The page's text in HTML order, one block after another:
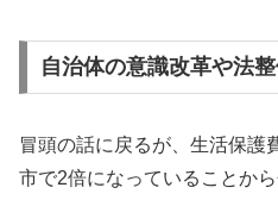
自治体の意識改革や法
冒頭の話に戻るが、生活保護
市で2倍になっていることか